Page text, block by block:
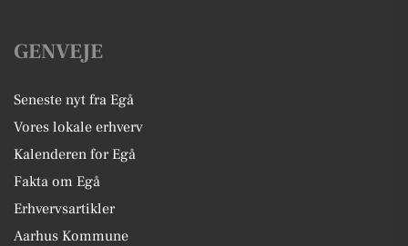
GENVEJE
Seneste nyt fra Egå
Vores lokale erhverv
Kalenderen for Egå
Fakta om Egå
Erhvervsartikler
Aarhus Kommune